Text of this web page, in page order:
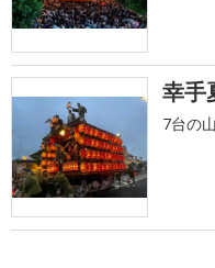
幸手
7台の